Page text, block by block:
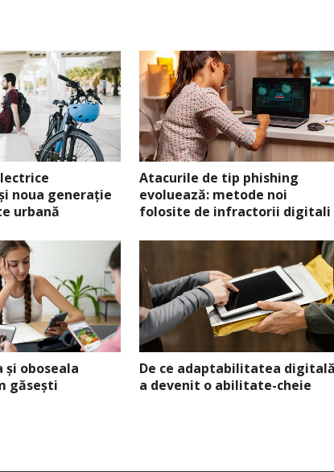
noua generație
urbană
Atacurile de tip phishing
evoluează: metode noi
folosite de infractorii digitali
și oboseala
găsești
De ce adaptabilitatea
a devenit o abilitate-cheie